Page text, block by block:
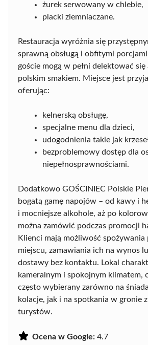
żurek serwowany w chlebie,
placki ziemniaczane.
Restauracja wyróżnia się
sprawną obsługą i obfitymi
goście mogą w pełni delektować
polskim smakiem. Miejsce jest
oferując:
kelnerską obsługę,
specjalne menu dla dzieci,
udogodnienia takie jak
bezproblemowy dostęp dla
niepełnosprawnościami.
Dodatkowo GOŚCINIEC Polskie
bogatą gamę napojów – od kawy i
i mocniejsze alkohole, aż po
można zamówić podczas promocji
Klienci mają możliwość spożywania
miejscu, zamawiania ich na wynos
dostawy bez kontaktu. Lokal
kameralnym i spokojnym klimatem,
często wybierany zarówno na
kolacje, jak i na spotkania w gronie
turystów.
Ocena w Google: 4.7